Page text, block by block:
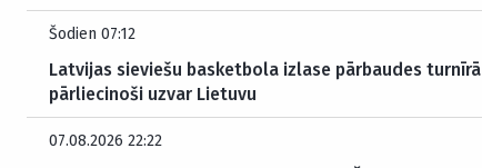
Šodien 07:12
Latvijas sieviešu basketbola izlase pārbaudes turnīrā
pārliecinoši uzvar Lietuvu
07.08.2026 22:22